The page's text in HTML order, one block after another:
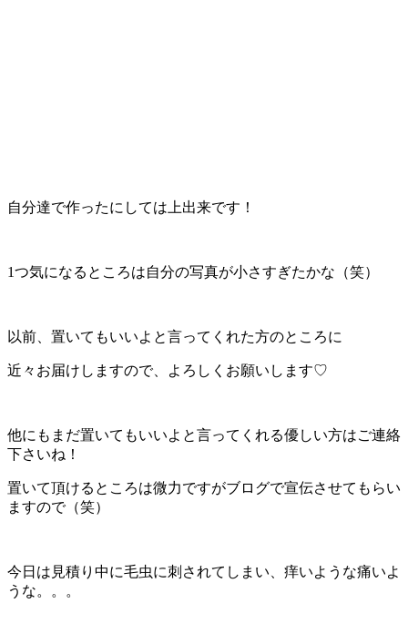
自分達で作ったにしては上出来です！
1つ気になるところは自分の写真が小さすぎたかな（笑）
以前、置いてもいいよと言ってくれた方のところに
近々お届けしますので、よろしくお願いします♡
他にもまだ置いてもいいよと言ってくれる優しい方はご連絡
下さいね！
置いて頂けるところは微力ですがブログで宣伝させてもらい
ますので（笑）
今日は見積り中に毛虫に刺されてしまい、痒いような痛いよ
うな。。。